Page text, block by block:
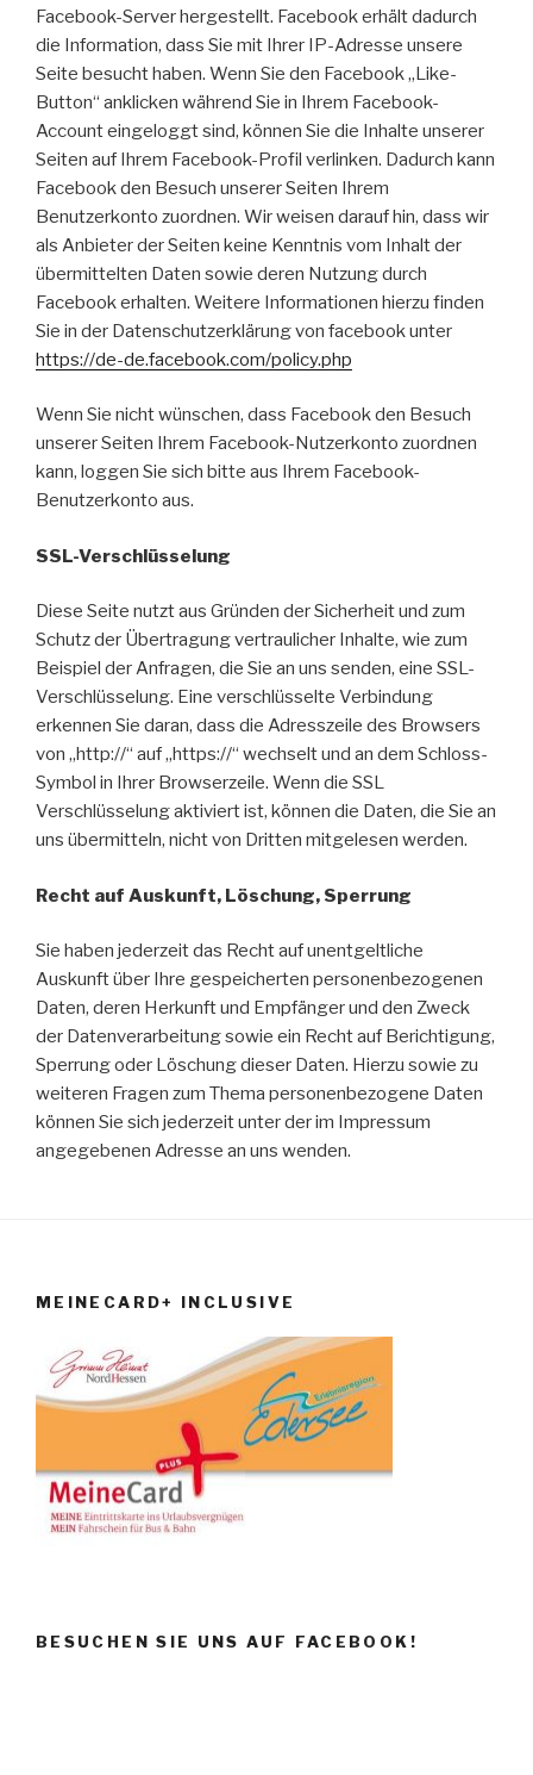
Facebook-Server hergestellt. Facebook erhält dadurch
die Information, dass Sie mit Ihrer IP-Adresse unsere
Seite besucht haben. Wenn Sie den Facebook „Like-
Button“ anklicken während Sie in Ihrem Facebook-
Account eingeloggt sind, können Sie die Inhalte unserer
Seiten auf Ihrem Facebook-Profil verlinken. Dadurch kann
Facebook den Besuch unserer Seiten Ihrem
Benutzerkonto zuordnen. Wir weisen darauf hin, dass wir
als Anbieter der Seiten keine Kenntnis vom Inhalt der
übermittelten Daten sowie deren Nutzung durch
Facebook erhalten. Weitere Informationen hierzu finden
Sie in der Datenschutzerklärung von facebook unter
https://de-de.facebook.com/policy.php
Wenn Sie nicht wünschen, dass Facebook den Besuch
unserer Seiten Ihrem Facebook-Nutzerkonto zuordnen
kann, loggen Sie sich bitte aus Ihrem Facebook-
Benutzerkonto aus.
SSL-Verschlüsselung
Diese Seite nutzt aus Gründen der Sicherheit und zum
Schutz der Übertragung vertraulicher Inhalte, wie zum
Beispiel der Anfragen, die Sie an uns senden, eine SSL-
Verschlüsselung. Eine verschlüsselte Verbindung
erkennen Sie daran, dass die Adresszeile des Browsers
von „http://“ auf „https://“ wechselt und an dem Schloss-
Symbol in Ihrer Browserzeile. Wenn die SSL
Verschlüsselung aktiviert ist, können die Daten, die Sie an
uns übermitteln, nicht von Dritten mitgelesen werden.
Recht auf Auskunft, Löschung, Sperrung
Sie haben jederzeit das Recht auf unentgeltliche
Auskunft über Ihre gespeicherten personenbezogenen
Daten, deren Herkunft und Empfänger und den Zweck
der Datenverarbeitung sowie ein Recht auf Berichtigung,
Sperrung oder Löschung dieser Daten. Hierzu sowie zu
weiteren Fragen zum Thema personenbezogene Daten
können Sie sich jederzeit unter der im Impressum
angegebenen Adresse an uns wenden.
MEINECARD+ INCLUSIVE
BESUCHEN SIE UNS AUF FACEBOOK!